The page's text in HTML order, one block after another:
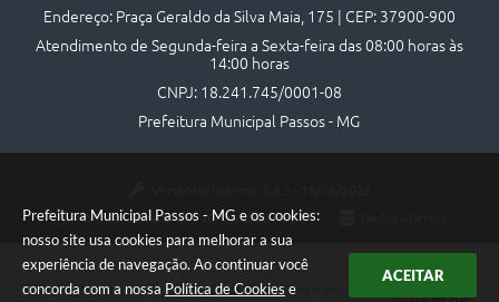
Prefeitura Municipal Passos - MG e os cookies:
nosso site usa cookies para melhorar a sua
experiência de navegação. Ao continuar você
concorda com a nossa Política de Cookies e
ACEITAR
Endereço: Praça Geraldo da Silva Maia, 175 | CEP: 37900-900
Atendimento de Segunda-feira a Sexta-feira das 08:00 horas às
14:00 horas
CNPJ: 18.241.745/0001-08
Prefeitura Municipal Passos - MG
Portal atualizado em: 10/08/2026 08:53
Copyright Instar - 2006-2026. Todos os direitos reservados -